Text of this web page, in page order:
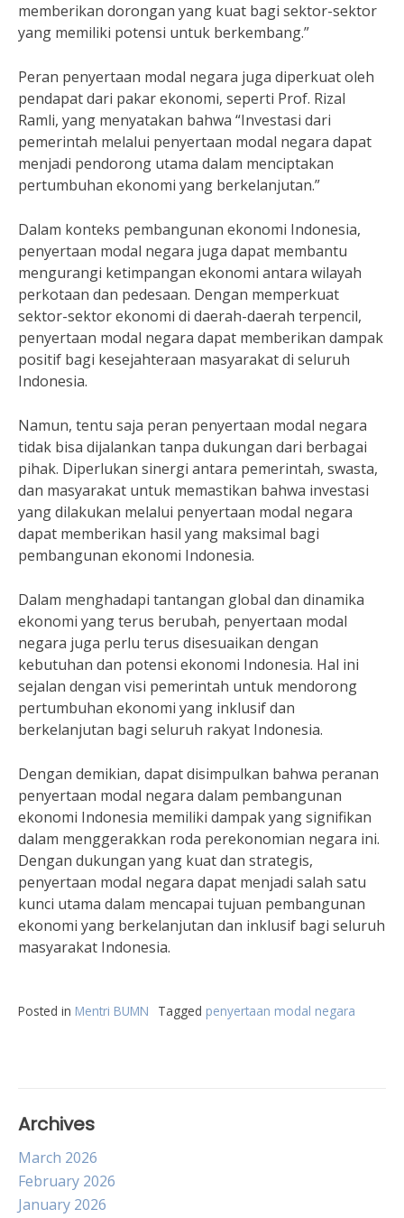
memberikan dorongan yang kuat bagi sektor-sektor
yang memiliki potensi untuk berkembang.”
Peran penyertaan modal negara juga diperkuat oleh
pendapat dari pakar ekonomi, seperti Prof. Rizal
Ramli, yang menyatakan bahwa “Investasi dari
pemerintah melalui penyertaan modal negara dapat
menjadi pendorong utama dalam menciptakan
pertumbuhan ekonomi yang berkelanjutan.”
Dalam konteks pembangunan ekonomi Indonesia,
penyertaan modal negara juga dapat membantu
mengurangi ketimpangan ekonomi antara wilayah
perkotaan dan pedesaan. Dengan memperkuat
sektor-sektor ekonomi di daerah-daerah terpencil,
penyertaan modal negara dapat memberikan dampak
positif bagi kesejahteraan masyarakat di seluruh
Indonesia.
Namun, tentu saja peran penyertaan modal negara
tidak bisa dijalankan tanpa dukungan dari berbagai
pihak. Diperlukan sinergi antara pemerintah, swasta,
dan masyarakat untuk memastikan bahwa investasi
yang dilakukan melalui penyertaan modal negara
dapat memberikan hasil yang maksimal bagi
pembangunan ekonomi Indonesia.
Dalam menghadapi tantangan global dan dinamika
ekonomi yang terus berubah, penyertaan modal
negara juga perlu terus disesuaikan dengan
kebutuhan dan potensi ekonomi Indonesia. Hal ini
sejalan dengan visi pemerintah untuk mendorong
pertumbuhan ekonomi yang inklusif dan
berkelanjutan bagi seluruh rakyat Indonesia.
Dengan demikian, dapat disimpulkan bahwa peranan
penyertaan modal negara dalam pembangunan
ekonomi Indonesia memiliki dampak yang signifikan
dalam menggerakkan roda perekonomian negara ini.
Dengan dukungan yang kuat dan strategis,
penyertaan modal negara dapat menjadi salah satu
kunci utama dalam mencapai tujuan pembangunan
ekonomi yang berkelanjutan dan inklusif bagi seluruh
masyarakat Indonesia.
Posted in Mentri BUMN Tagged penyertaan modal negara
Archives
March 2026
February 2026
January 2026